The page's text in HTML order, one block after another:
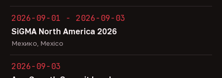
2026-09-01 - 2026-09-03
SiGMA North America 2026
Мехико, Mexico
2026-09-03